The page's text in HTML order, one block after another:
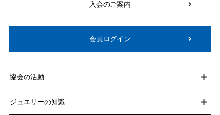
入会のご案内
会員ログイン
協会の活動
ジュエリーの知識